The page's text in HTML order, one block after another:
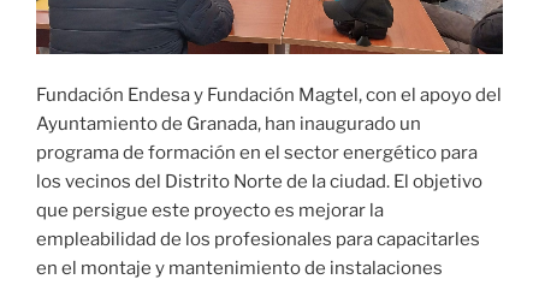
Fundación Endesa y Fundación Magtel, con el apoyo del
Ayuntamiento de Granada, han inaugurado un
programa de formación en el sector energético para
los vecinos del Distrito Norte de la ciudad. El objetivo
que persigue este proyecto es mejorar la
empleabilidad de los profesionales para capacitarles
en el montaje y mantenimiento de instalaciones